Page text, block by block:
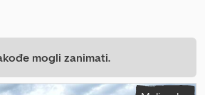
mogli zanimati.